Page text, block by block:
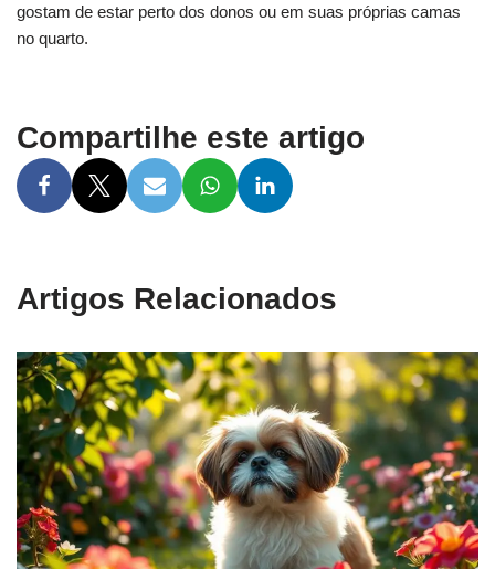
gostam de estar perto dos donos ou em suas próprias camas
no quarto.
Compartilhe este artigo
Artigos Relacionados